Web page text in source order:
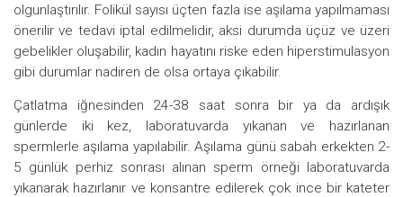
olgunlaştırılır. Folikül sayısı üçten fazla ise aşılama yapılmaması
önerilir ve tedavi iptal edilmelidir, aksi durumda üçüz ve üzeri
gebelikler oluşabilir, kadın hayatını riske eden hiperstimulasyon
gibi durumlar nadiren de olsa ortaya çıkabilir.
Çatlatma iğnesinden 24-38 saat sonra bir ya da ardışık
günlerde iki kez, laboratuvarda yıkanan ve hazırlanan
spermlerle aşılama yapılabilir. Aşılama günü sabah erkekten 2-
5 günlük perhiz sonrası alınan sperm örneği laboratuvarda
yıkanarak hazırlanır ve konsantre edilerek çok ince bir kateter